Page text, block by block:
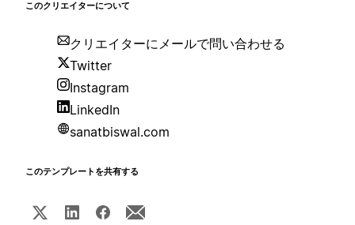
このクリエイターについて
クリエイターにメールで問い合わせる
Twitter
Instagram
LinkedIn
sanatbiswal.com
このテンプレートを共有する